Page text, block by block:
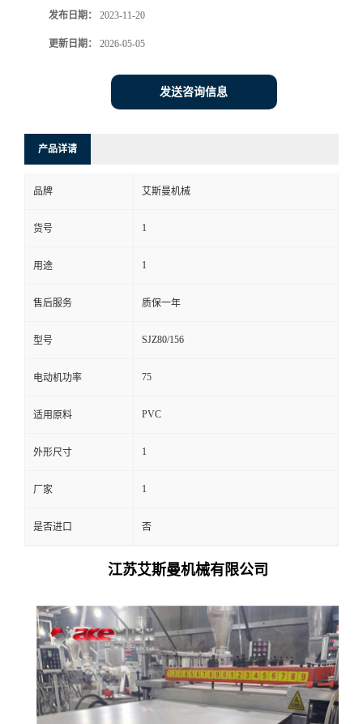
发布日期： 2023-11-20
更新日期： 2026-05-05
发送咨询信息
产品详请
品牌 艾斯曼机械
货号 1
用途 1
售后服务 质保一年
型号 SJZ80/156
电动机功率 75
适用原料 PVC
外形尺寸 1
厂家 1
是否进口 否
江苏艾斯曼机械有限公司